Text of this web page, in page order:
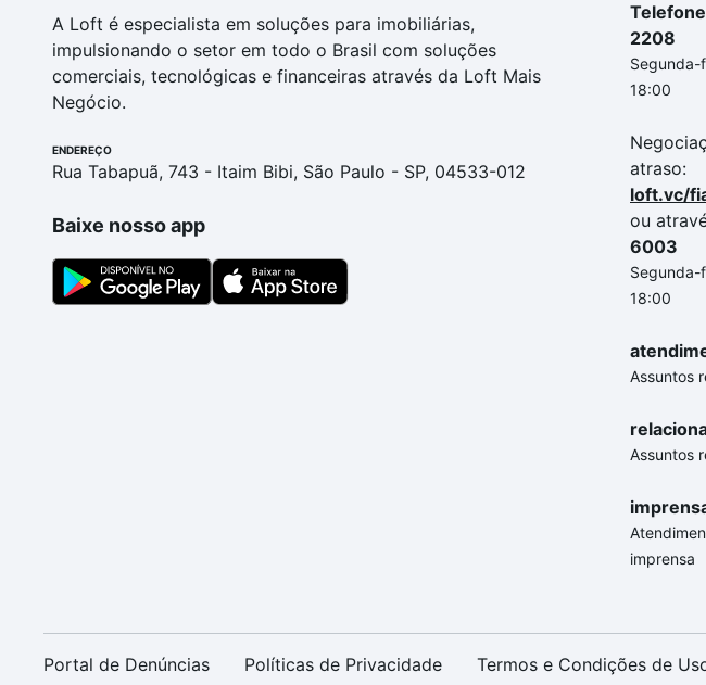
A Loft é especialista em soluções para imobiliárias,
impulsionando o setor em todo o Brasil com soluções
comerciais, tecnológicas e financeiras através da Loft Mais
Negócio.
ENDEREÇO
Rua Tabapuã, 743 - Itaim Bibi, São Paulo - SP, 04533-012
Baixe nosso app
2208
Segunda-
18:00
atraso:
loft.vc/
ou
6003
Segunda-
18:00
Assuntos
Assuntos
imprensa
Portal de Denúncias Políticas de Privacidade Termos e Condições de